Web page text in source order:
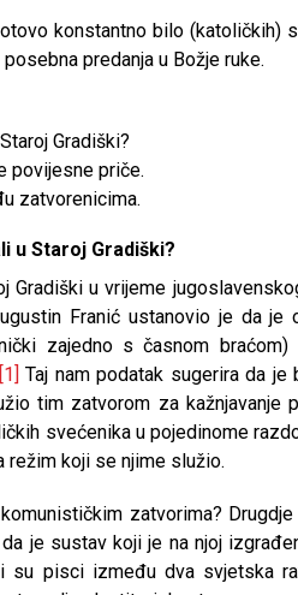
konstantno bilo (katoličkih)
predanja u Božje ruke.
Gradiški?
povijesne priče.
zatvorenicima.
u Staroj Gradiški?
Gradiški u vrijeme
Franić ustanovio je da je
zajedno s časnom
[1]
Taj nam podatak sugerira da
tim zatvorom za kažnjavanje
svećenika u pojedinome
režim koji se njime služio.
zatvorima?
je sustav koji je na njoj
su pisci između dva svjetska
CNAK
Kad se nasilje pretvara u